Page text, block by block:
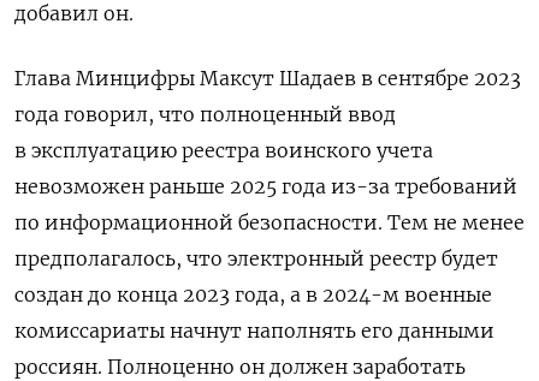
добавил он.
Глава Минцифры Максут Шадаев в сентябре 2023
года говорил, что полноценный ввод
в эксплуатацию реестра воинского учета
невозможен раньше 2025 года из-за требований
по информационной безопасности. Тем не менее
предполагалось, что электронный реестр будет
создан до конца 2023 года, а в 2024-м военные
комиссариаты начнут наполнять его данными
россиян. Полноценно он должен заработать